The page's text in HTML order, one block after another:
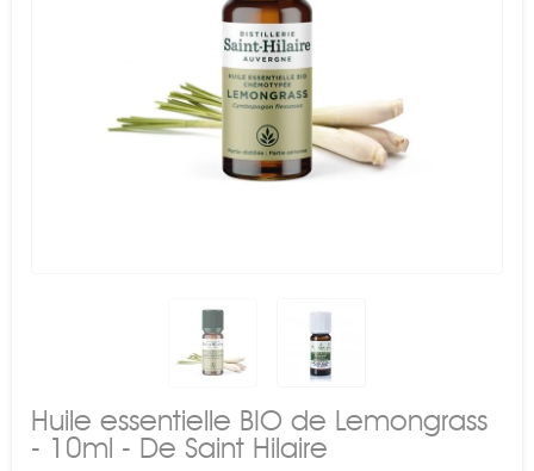
Huile essentielle BIO de Lemongrass
- 10ml - De Saint Hilaire